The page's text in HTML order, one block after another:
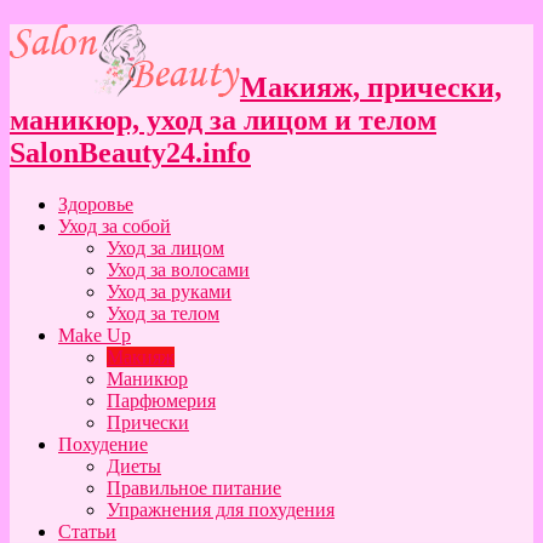
Макияж, прически,
маникюр, уход за лицом и телом
SalonBeauty24.info
Здоровье
Уход за собой
Уход за лицом
Уход за волосами
Уход за руками
Уход за телом
Make Up
Макияж
Маникюр
Парфюмерия
Прически
Похудение
Диеты
Правильное питание
Упражнения для похудения
Статьи